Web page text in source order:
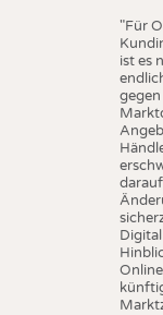
"Für
ist es